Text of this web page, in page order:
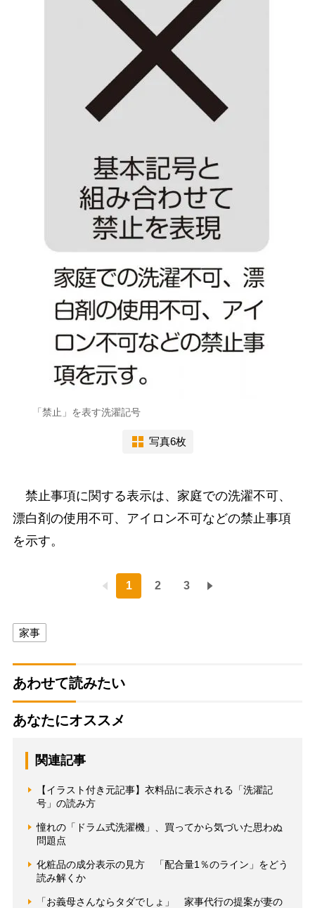
「禁止」を表す洗濯記号
写真6枚
禁止事項に関する表示は、家庭での洗濯不可、
漂白剤の使用不可、アイロン不可などの禁止事項
を示す。
1 2 3
家事
あわせて読みたい
あなたにオススメ
関連記事
【イラスト付き元記事】衣料品に表示される「洗濯記
号」の読み方
憧れの「ドラム式洗濯機」、買ってから気づいた思わぬ
問題点
化粧品の成分表示の見方 「配合量1％のライン」をどう
読み解くか
「お義母さんならタダでしょ」 家事代行の提案が妻の